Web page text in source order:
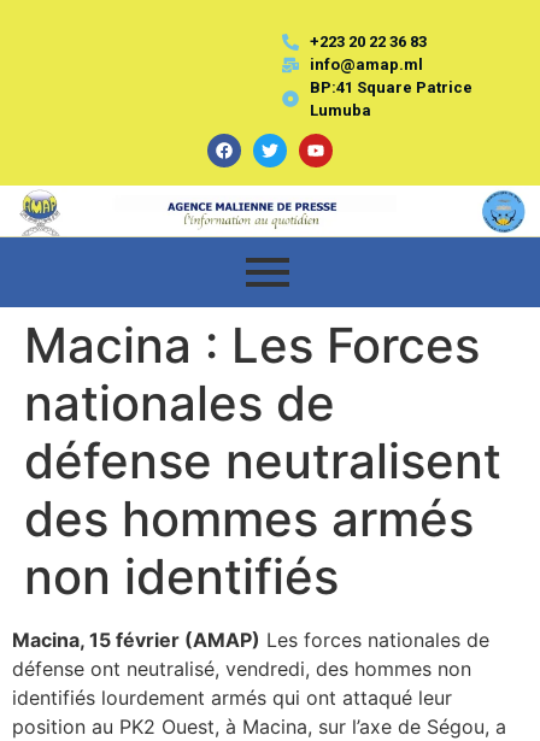
+223 20 22 36 83
info@amap.ml
BP:41 Square Patrice
Lumuba
Macina : Les Forces
nationales de
défense neutralisent
des hommes armés
non identifiés
Macina, 15 février (AMAP) Les forces nationales de
défense ont neutralisé, vendredi, des hommes non
identifiés lourdement armés qui ont attaqué leur
position au PK2 Ouest, à Macina, sur l’axe de Ségou, a